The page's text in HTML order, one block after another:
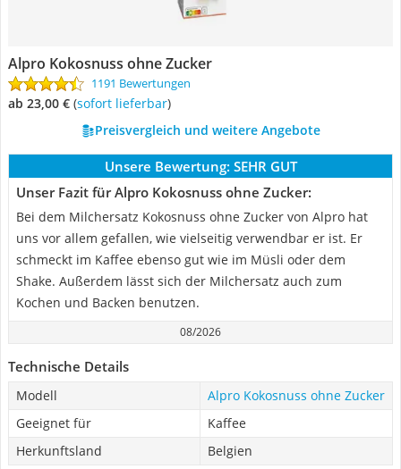
Alpro Kokosnuss ohne Zucker
1191 Bewertungen
ab 23,00 € ( Sofort lieferbar)
Preisvergleich und weitere Angebote
Unsere Bewertung: SEHR GUT
Unser Fazit für Alpro Kokosnuss ohne Zucker:
Bei dem Milchersatz Kokosnuss ohne Zucker von Alpro hat
uns vor allem gefallen, wie vielseitig verwendbar er ist. Er
schmeckt im Kaffee ebenso gut wie im Müsli oder dem
Shake. Außerdem lässt sich der Milchersatz auch zum
Kochen und Backen benutzen.
08/2026
Technische Details
Modell
Alpro Kokosnuss ohne Zucker
Geeignet für
Kaffee
Herkunftsland
Belgien